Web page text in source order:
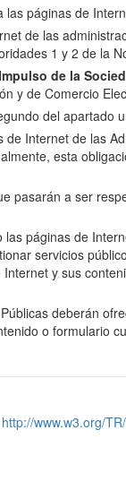
páginas de
de las
1 y 2 de la
de la
y de Comercio
del apartado
Internet de las
esta
pasarán a ser
páginas de
servicios
y sus
deberán
o formulario
http://www.w3.org/